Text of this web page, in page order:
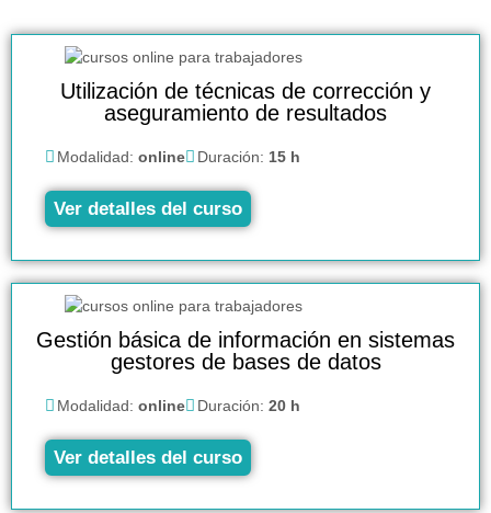
Utilización de técnicas de corrección y
aseguramiento de resultados
Modalidad: online Duración: 15 h
Ver detalles del curso
Gestión básica de información en sistemas
gestores de bases de datos
Modalidad: online Duración: 20 h
Ver detalles del curso